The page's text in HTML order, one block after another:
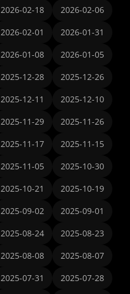
2026-02-18
2026-02-06
2026-02-01
2026-01-31
2026-01-08
2026-01-05
2025-12-28
2025-12-26
2025-12-11
2025-12-10
2025-11-29
2025-11-26
2025-11-17
2025-11-15
2025-11-05
2025-10-30
2025-10-21
2025-10-19
2025-09-02
2025-09-01
2025-08-24
2025-08-23
2025-08-08
2025-08-07
2025-07-31
2025-07-28